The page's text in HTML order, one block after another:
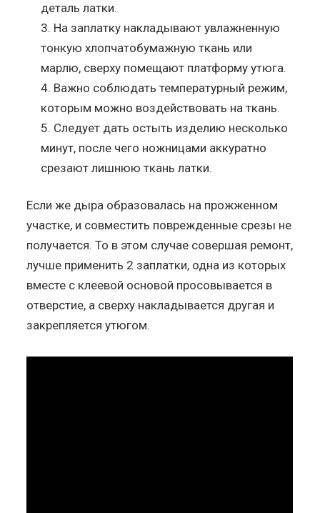
деталь латки.
На заплатку накладывают увлажненную
тонкую хлопчатобумажную ткань или
марлю, сверху помещают платформу утюга.
Важно соблюдать температурный режим,
которым можно воздействовать на ткань.
Следует дать остыть изделию несколько
минут, после чего ножницами аккуратно
срезают лишнюю ткань латки.
Если же дыра образовалась на прожженном
участке, и совместить поврежденные срезы не
получается. То в этом случае совершая ремонт,
лучше применить 2 заплатки, одна из которых
вместе с клеевой основой просовывается в
отверстие, а сверху накладывается другая и
закрепляется утюгом.